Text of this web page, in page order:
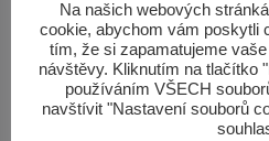
‎Na našich webových
cookie, abychom vám poskytli
tím, že si zapamatujeme
návštěvy. Kliknutím na tlačítko
používáním VŠECH
navštívit "Nastavení souborů